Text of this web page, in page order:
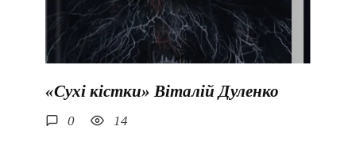
«Сухі кістки» Віталій Дуленко
0 14